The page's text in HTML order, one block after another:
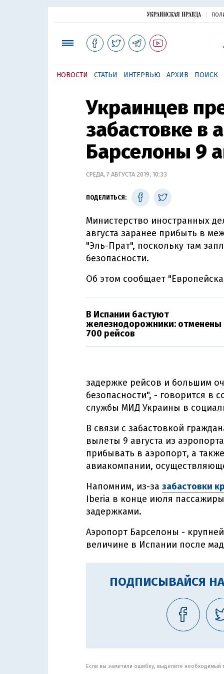
НОВОСТИ СТАТЬИ ИНТЕРВЬЮ АРХИВ ПОИСК
Украинцев
забастовке в
Барселоны 9
СРЕДА, 7 АВГУСТА 2019, 10:33
ПОДЕЛИТЬСЯ:
Министерство иностранных
августа заранее прибыть в
"Эль-Прат", поскольку там
безопасности.
Об этом сообщает
В Испании бастуют
железнодорожники: отменены
700 рейсов
задержке рейсов и большим
безопасности", - говорится в
службы МИД Украины в
В связи с забастовкой
вылеты 9 августа из
прибывать в аэропорт, а
авиакомпании,
Напомним, из-за забастовки
Iberia в конце июля
задержками.
Аэропорт Барселоны -
величине в Испании после
ПОДПИСЫВАЙСЯ
Если вы заметили ошибку, выделите необходимый